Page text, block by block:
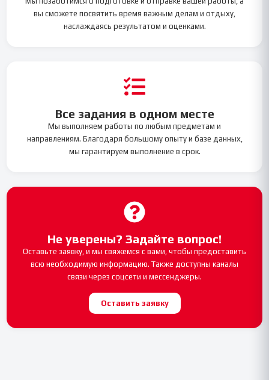
вы сможете посвятить время важным делам и отдыху,
наслаждаясь результатом и оценками.
Все задания в одном месте
Мы выполняем работы по любым предметам и
направлениям. Благодаря большому опыту и базе данных,
мы гарантируем выполнение в срок.
Не уверены? Задайте вопрос!
Оставьте заявку, и мы свяжемся с вами, чтобы предоставить
всю необходимую информацию. Также доступны каналы
связи через соцсети и мессенджеры.
Оставить заявку